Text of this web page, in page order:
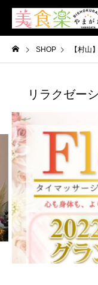
SHOP 【村山
リラクゼー